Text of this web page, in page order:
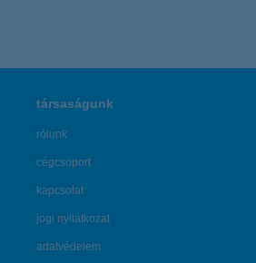
társaságunk
rólunk
cégcsoport
kapcsolat
jogi nyilatkozat
adatvédelem